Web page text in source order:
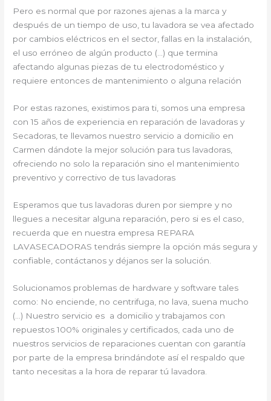
Pero es normal que por razones ajenas a la marca y
después de un tiempo de uso, tu lavadora se vea afectado
por cambios eléctricos en el sector, fallas en la instalación,
el uso erróneo de algún producto (…) que termina
afectando algunas piezas de tu electrodoméstico y
requiere entonces de mantenimiento o alguna relación
Por estas razones, existimos para ti, somos una empresa
con 15 años de experiencia en reparación de lavadoras y
Secadoras, te llevamos nuestro servicio a domicilio en
Carmen dándote la mejor solución para tus lavadoras,
ofreciendo no solo la reparación sino el mantenimiento
preventivo y correctivo de tus lavadoras
Esperamos que tus lavadoras duren por siempre y no
llegues a necesitar alguna reparación, pero si es el caso,
recuerda que en nuestra empresa REPARA
LAVASECADORAS tendrás siempre la opción más segura y
confiable, contáctanos y déjanos ser la solución.
Solucionamos problemas de hardware y software tales
como: No enciende, no centrifuga, no lava, suena mucho
(…) Nuestro servicio es a domicilio y trabajamos con
repuestos 100% originales y certificados, cada uno de
nuestros servicios de reparaciones cuentan con garantía
por parte de la empresa brindándote así el respaldo que
tanto necesitas a la hora de reparar tú lavadora.